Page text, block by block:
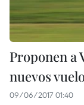
Proponen a
nuevos
09/06/2017 01:40